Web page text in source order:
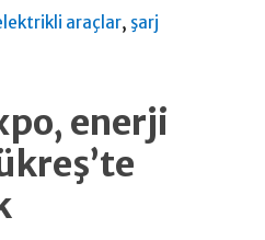
araçlar, şarj
enerji